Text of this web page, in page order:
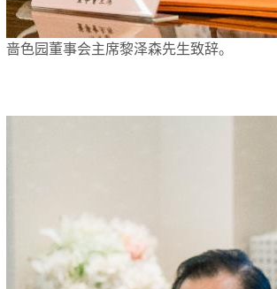
啬色园董事会主席黎泽森先生致辞。